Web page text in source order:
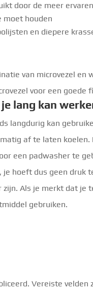
door de meer
moet houden
en diepere
van microvezel en
voor een goede
lang kan
langdurig kan
af te laten
een padwasher te
hoeft dus geen druk
zijn. Als je merkt dat
gebruiken.
Vereiste velden